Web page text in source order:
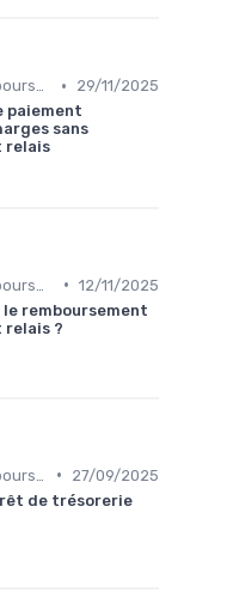
Stratégies de remboursement •
29/11/2025
paiement
sans
relais
• 12/11/2025
remboursement
relais ?
•
27/09/2025
de trésorerie